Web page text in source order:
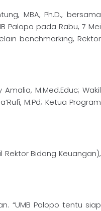
MBA, Ph.D., bersama
Palopo pada Rabu, 7 Mei
benchmarking, Rektor
M.Med.Educ; Wakil
M.Pd; Ketua Program
Rektor Bidang Keuangan),
“UMB Palopo tentu siap